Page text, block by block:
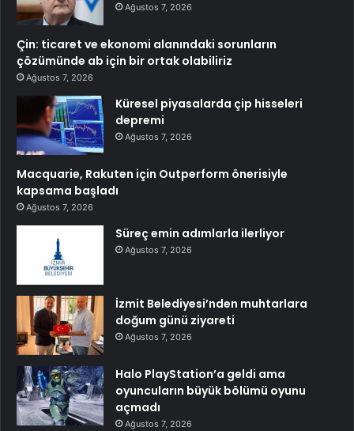
Ağustos 7, 2026
Çin: ticaret ve ekonomi alanındaki sorunların
çözümünde ab için bir ortak olabiliriz
Ağustos 7, 2026
Küresel piyasalarda çip hisseleri
depremi
Ağustos 7, 2026
Macquarie, Rakuten için Outperform önerisiyle
kapsama başladı
Ağustos 7, 2026
Süreç emin adımlarla ilerliyor
Ağustos 7, 2026
İzmit Belediyesi’nden muhtarlara
doğum günü ziyareti
Ağustos 7, 2026
Halo PlayStation’a geldi ama
oyuncuların büyük bölümü oyunu
açmadı
Ağustos 7, 2026